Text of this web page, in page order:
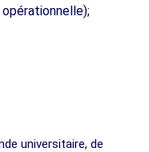
universitaire, de